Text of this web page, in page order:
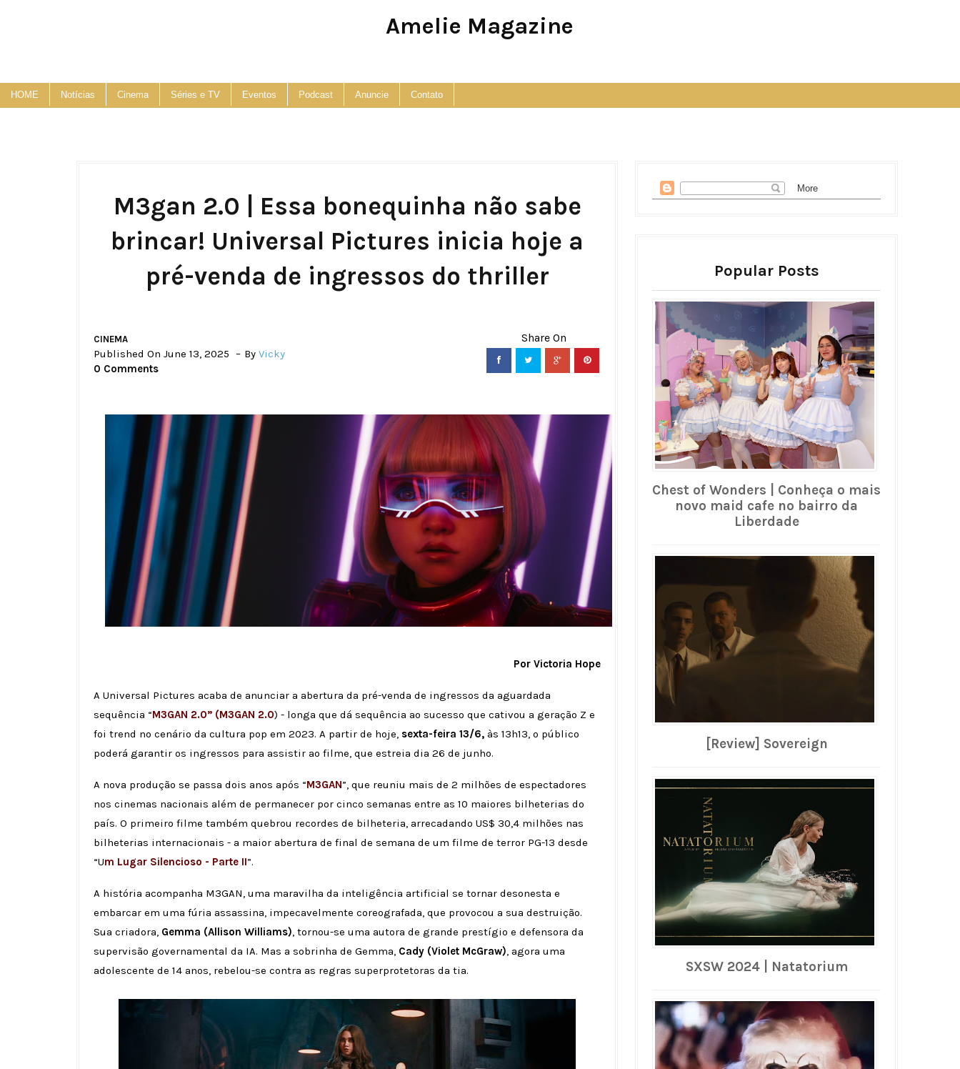
Amelie Magazine
HOME Notícias Cinema Séries e TV Eventos Podcast Anuncie Contato
M3gan 2.0 | Essa bonequinha não sabe
brincar! Universal Pictures inicia hoje a
pré-venda de ingressos do thriller
CINEMA
Published On June 13, 2025 By Vicky
0 Comments
Por Victoria Hope
A Universal Pictures acaba de anunciar a abertura da pré-venda de ingressos da aguardada
sequência “M3GAN 2.0” (M3GAN 2.0) - longa que dá sequência ao sucesso que cativou a geração Z e
foi trend no cenário da cultura pop em 2023. A partir de hoje, sexta-feira 13/6, às 13h13, o público
poderá garantir os ingressos para assistir ao filme, que estreia dia 26 de junho.
A nova produção se passa dois anos após “M3GAN”, que reuniu mais de 2 milhões de espectadores
nos cinemas nacionais além de permanecer por cinco semanas entre as 10 maiores bilheterias do
país. O primeiro filme também quebrou recordes de bilheteria, arrecadando US$ 30,4 milhões nas
bilheterias internacionais - a maior abertura de final de semana de um filme de terror PG-13 desde
“Um Lugar Silencioso - Parte II”.
A história acompanha M3GAN, uma maravilha da inteligência artificial se tornar desonesta e
embarcar em uma fúria assassina, impecavelmente coreografada, que provocou a sua destruição.
Sua criadora, Gemma (Allison Williams), tornou-se uma autora de grande prestígio e defensora da
supervisão governamental da IA. Mas a sobrinha de Gemma, Cady (Violet McGraw), agora uma
adolescente de 14 anos, rebelou-se contra as regras superprotetoras da tia.
Popular Posts
Chest of Wonders | Conheça o mais
novo maid cafe no bairro da
Liberdade
[Review] Sovereign
SXSW 2024 | Natatorium